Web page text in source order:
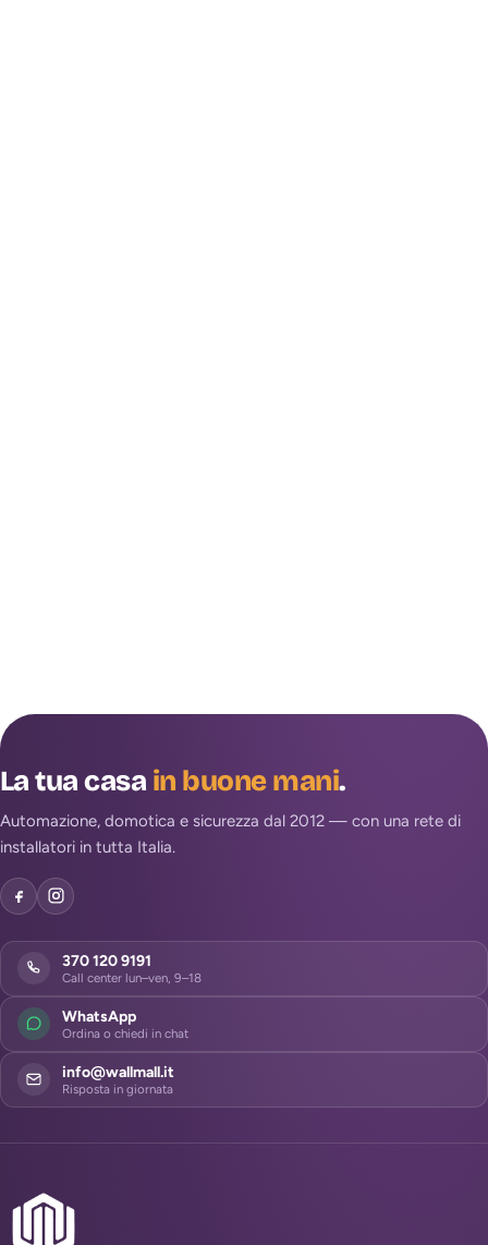
La tua casain buone mani.
Automazione, domotica e sicurezza dal 2012 — con una rete di
installatori in tutta Italia.
370 120 9191
Call center lun–ven, 9–18
WhatsApp
Ordina o chiedi in chat
info@wallmall.it
Risposta in giornata